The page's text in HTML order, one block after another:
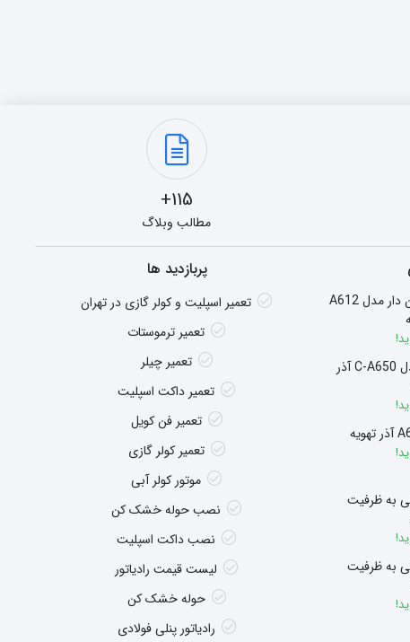
115+
مطالب وبلاگ
هیتر گازی شومینه ای فن دار مدل A612
سوپر هیتر چگالشی مدل C-A650 آذر
به ظرفیت
به ظرفیت
پربازدید ها
تعمیر اسپلیت و کولر گازی در تهران
تعمیر ترموستات
تعمیر چیلر
تعمیر داکت اسپلیت
تعمیر فن کویل
تعمیر کولر گازی
موتور کولر آبی
نصب حوله خشک کن
نصب داکت اسپلیت
لیست قیمت رادیاتور
حوله خشک کن
رادیاتور پنلی فولادی